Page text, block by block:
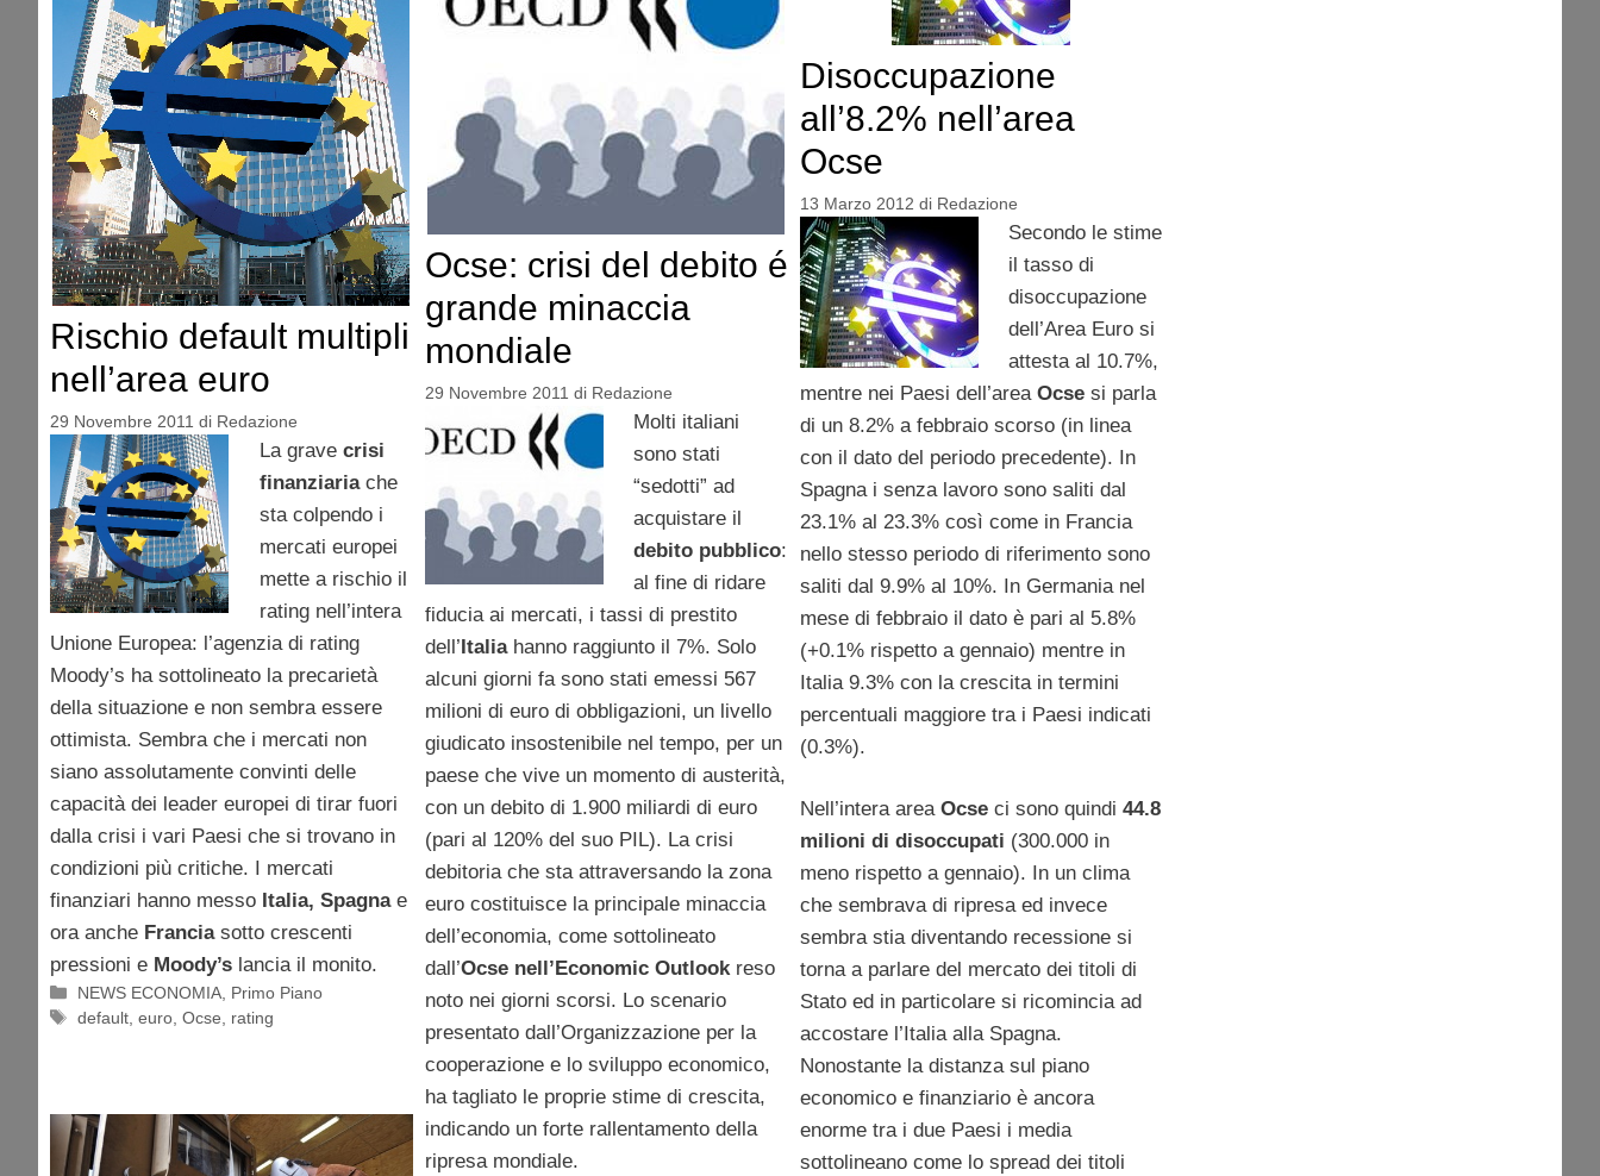
Disoccupazione
all’8.2% nell’area
Ocse
13 Marzo 2012 di Redazione
Secondo le stime
il tasso di
disoccupazione
dell’Area Euro si
attesta al 10.7%,
mentre nei Paesi dell’area Ocsesi parla
di un 8.2% a febbraio scorso (in linea
con il dato del periodo precedente). In
Spagna i senza lavoro sono saliti dal
23.1% al 23.3% così come in Francia
nello stesso periodo di riferimento sono
saliti dal 9.9% al 10%. In Germania nel
mese di febbraio il dato è pari al 5.8%
(+0.1% rispetto a gennaio) mentre in
Italia 9.3% con la crescita in termini
percentuali maggiore tra i Paesi indicati
(0.3%).
Nell’intera area Ocseci sono quindi 44.8
milioni di disoccupati (300.000 in
meno rispetto a gennaio). In un clima
che sembrava di ripresa ed invece
sembra stia diventando recessione si
torna a parlare del mercato dei titoli di
Stato ed in particolare si ricomincia ad
accostare l’Italia alla Spagna.
Nonostante la distanza sul piano
economico e finanziario è ancora
enorme tra i due Paesi i media
sottolineano come lo spread dei titoli
Rischio default multipli
nell’area euro
29 Novembre 2011 di Redazione
La grave crisi
finanziariache
sta colpendo i
mercati europei
mette a rischio il
rating nell’intera
Unione Europea: l’agenzia di rating
Moody’s ha sottolineato la precarietà
della situazione e non sembra essere
ottimista. Sembra che i mercati non
siano assolutamente convinti delle
capacità dei leader europei di tirar fuori
dalla crisi i vari Paesi che si trovano in
condizioni più critiche. I mercati
finanziari hanno messo Italia, Spagnae
ora anche Franciasotto crescenti
pressioni e Moody’s lancia il monito.
Categorie
NEWS ECONOMIA Primo Piano
Tag
default ,euro ,Ocse rating
Ocse: crisi del debito é
grande minaccia
mondiale
29 Novembre 2011 di Redazione
Molti italiani
sono stati
“sedotti” ad
acquistare il
debito pubblico:
al fine di ridare
fiducia ai mercati, i tassi di prestito
dell’Italiahanno raggiunto il 7%. Solo
alcuni giorni fa sono stati emessi 567
milioni di euro di obbligazioni, un livello
giudicato insostenibile nel tempo, per un
paese che vive un momento di austerità,
con un debito di 1.900 miliardi di euro
(pari al 120% del suo PIL). La crisi
debitoria che sta attraversando la zona
euro costituisce la principale minaccia
dell’economia, come sottolineato
dall’Ocse nell’Economic Outlookreso
noto nei giorni scorsi. Lo scenario
presentato dall’Organizzazione per la
cooperazione e lo sviluppo economico,
ha tagliato le proprie stime di crescita,
indicando un forte rallentamento della
ripresa mondiale.